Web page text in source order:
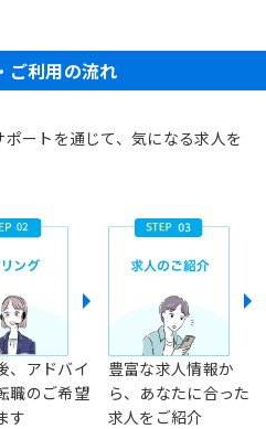
ご利用の流れ
ートを通じて、気になる求人を
、アドバイ
職のご希望
す
豊富な求人情報か
ら、あなたに合った
求人をご紹介